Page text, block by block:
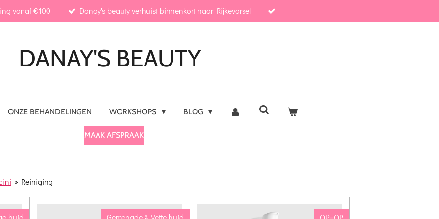
vanaf €100 Danay's beauty verhuist binnenkort naar Rijkevorsel
DANAY'S BEAUTY
ONZE BEHANDELINGEN WORKSHOPS BLOG
MAAK AFSPRAAK
» Reiniging
huid Gemengde & Vette huid OP=OP